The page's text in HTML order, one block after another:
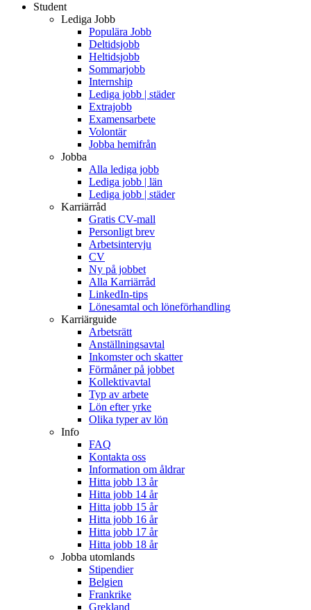
Student
Lediga Jobb
Populära Jobb
Deltidsjobb
Heltidsjobb
Sommarjobb
Internship
Lediga jobb | städer
Extrajobb
Examensarbete
Volontär
Jobba hemifrån
Jobba
Alla lediga jobb
Lediga jobb | län
Lediga jobb | städer
Karriärråd
Gratis CV-mall
Personligt brev
Arbetsintervju
CV
Ny på jobbet
Alla Karriärråd
LinkedIn-tips
Lönesamtal och löneförhandling
Karriärguide
Arbetsrätt
Anställningsavtal
Inkomster och skatter
Förmåner på jobbet
Kollektivavtal
Typ av arbete
Lön efter yrke
Olika typer av lön
Info
FAQ
Kontakta oss
Information om åldrar
Hitta jobb 13 år
Hitta jobb 14 år
Hitta jobb 15 år
Hitta jobb 16 år
Hitta jobb 17 år
Hitta jobb 18 år
Jobba utomlands
Stipendier
Belgien
Frankrike
Grekland